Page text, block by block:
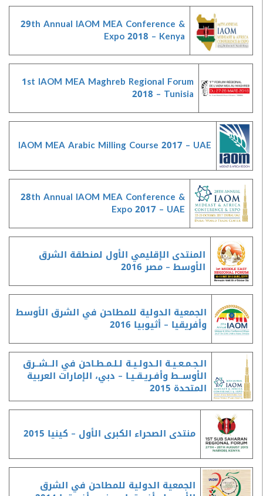
29th Annual IAOM MEA Conference &
Expo 2018 – Kenya
1st IAOM MEA Maghreb Regional Forum
2018 – Tunisia
IAOM MEA Arabic Milling Course 2017 – UAE
28th Annual IAOM MEA Conference &
Expo 2017 – UAE
المنتدى الإقليمي الأول لمنطقة الشرق
الأوسط – مصر 2016
الجمعية الدولية للمطاحن في الشرق الأوسط
وأفريقيا – أثيوبيا 2016
الـجـمـعـيـة الـدولـيـة لـلـمـطـاحن في الــشــرق
الأوســط وأفـريـقـيـا – دبي، الإمارات العربية
المتحدة 2015
منتدى الصحراء الكبرى الأول – كينيا 2015
الجمعية الدولية للمطاحن في الشرق